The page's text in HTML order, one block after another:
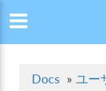
Docs » ユー